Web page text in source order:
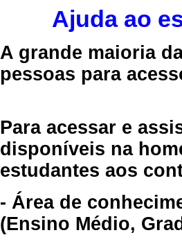
Ajuda ao
A grande maioria
pessoas para
Para acessar e
disponíveis na
estudantes aos
- Área de
(Ensino Médio,